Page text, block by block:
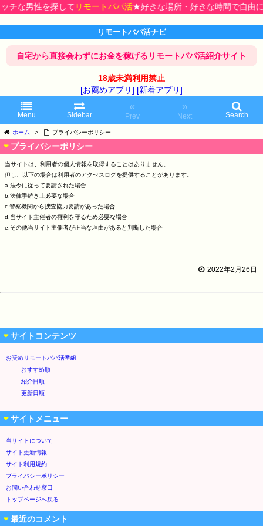
な男性を探してリモートパパ活★好きな場所・好きな時間で自由に
リモートパパ活ナビ
自宅から直接会わずにお金を稼げるリモートパパ活紹介サイト
18歳未満利用禁止
[お薦めアプリ] [新着アプリ]
Menu Sidebar
«
Prev
»
Next Search
ホーム > プライバシーポリシー
プライバシーポリシー
当サイトは、利用者の個人情報を取得することはありません。
但し、以下の場合は利用者のアクセスログを提供することがあります。
a.法令に従って要請された場合
b.法律手続き上必要な場合
c.警察機関から捜査協力要請があった場合
d.当サイト主催者の権利を守るため必要な場合
e.その他当サイト主催者が正当な理由があると判断した場合
2022年2月26日
サイトコンテンツ
お奨めリモートパパ活番組
おすすめ順
紹介日順
更新日順
サイトメニュー
当サイトについて
サイト更新情報
サイト利用規約
プライバシーポリシー
お問い合わせ窓口
トップページへ戻る
最近のコメント